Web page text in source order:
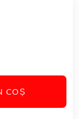
COȘ